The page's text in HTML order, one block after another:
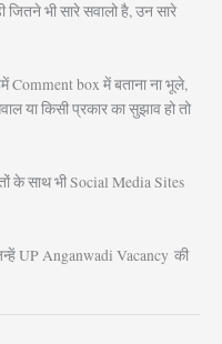
जितने भी सारे सवालो है, उन सारे
Comment box में बताना ना भूले,
या किसी प्रकार का सुझाव हो तो
के साथ भी Social Media Sites
UP Anganwadi Vacancy की